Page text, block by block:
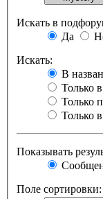
Искать в
Да
Искать:
В
Только
Только
Только
Показывать
Поле сортировки: